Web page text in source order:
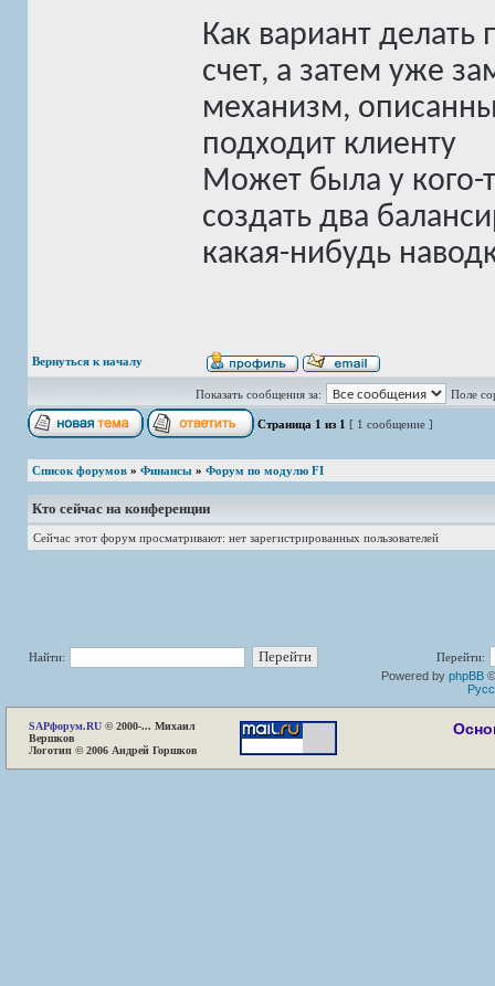
Как вариант
счет, а затем уже
механизм,
подходит клиенту
Может была у кого-
создать два
какая-нибудь
Вернуться к началу
Показать сообщения за: Поле
Страница 1 из 1 [ 1 сообщение ]
Список форумов » Финансы » Форум по модулю FI
Кто сейчас на конференции
Сейчас этот форум просматривают: нет зарегистрированных пользователей
Найти:
Перейти:
Powered by phpBB
SAPфорум.RU © 2000-... Михаил
Вершков
Логотип © 2006 Андрей Горшков